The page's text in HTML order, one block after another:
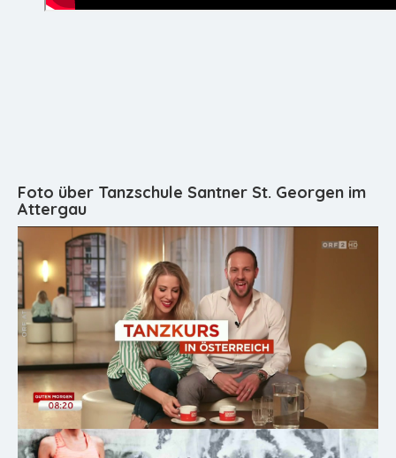
Foto über Tanzschule Santner St. Georgen im
Attergau